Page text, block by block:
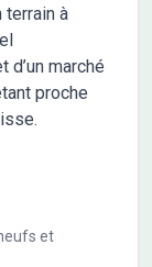
terrain à
d’un marché
proche
et